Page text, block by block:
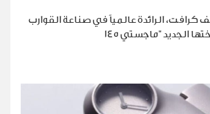
الرائدة عالمياً في صناعة القوارب
الجديد "ماجستي 145